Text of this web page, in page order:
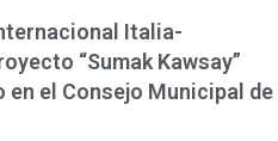
Italia-
“Sumak Kawsay”
en el Consejo Municipal de